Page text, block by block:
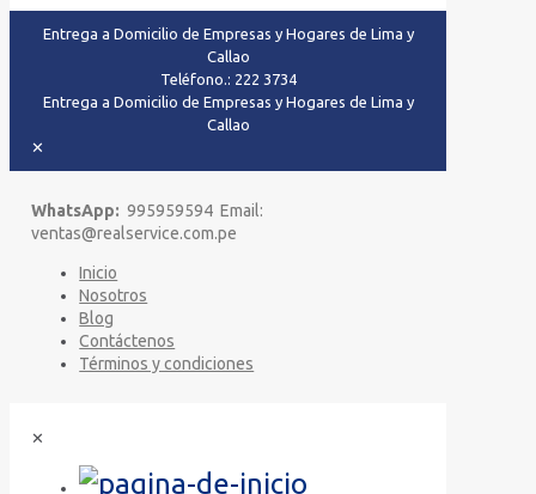
Entrega a Domicilio de Empresas y Hogares de Lima y
Callao
Teléfono.: 222 3734
Entrega a Domicilio de Empresas y Hogares de Lima y
Callao
✕
WhatsApp: 995959594 Email:
ventas@realservice.com.pe
Inicio
Nosotros
Blog
Contáctenos
Términos y condiciones
✕